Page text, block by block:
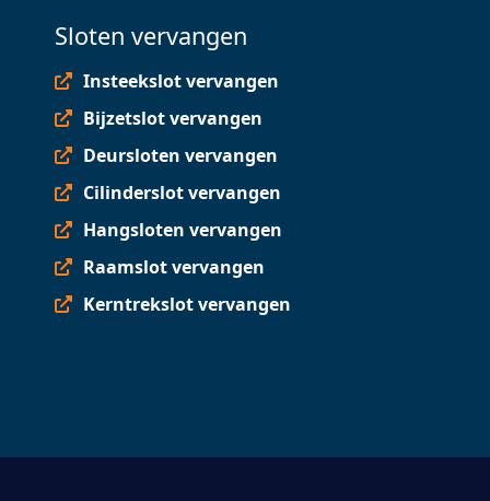
Sloten vervangen
Insteekslot vervangen
Bijzetslot vervangen
Deursloten vervangen
Cilinderslot vervangen
Hangsloten vervangen
Raamslot vervangen
Kerntrekslot vervangen